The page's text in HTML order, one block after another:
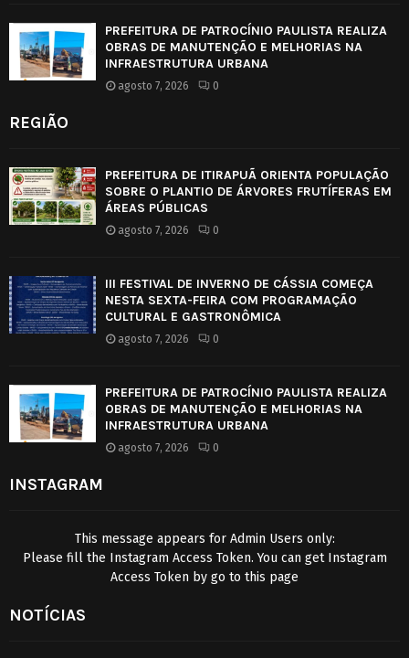
PREFEITURA DE PATROCÍNIO PAULISTA REALIZA
OBRAS DE MANUTENÇÃO E MELHORIAS NA
INFRAESTRUTURA URBANA
agosto 7, 2026 0
REGIÃO
PREFEITURA DE ITIRAPUÃ ORIENTA POPULAÇÃO
SOBRE O PLANTIO DE ÁRVORES FRUTÍFERAS EM
ÁREAS PÚBLICAS
agosto 7, 2026 0
III FESTIVAL DE INVERNO DE CÁSSIA COMEÇA
NESTA SEXTA-FEIRA COM PROGRAMAÇÃO
CULTURAL E GASTRONÔMICA
agosto 7, 2026 0
PREFEITURA DE PATROCÍNIO PAULISTA REALIZA
OBRAS DE MANUTENÇÃO E MELHORIAS NA
INFRAESTRUTURA URBANA
agosto 7, 2026 0
INSTAGRAM
This message appears for Admin Users only:
Please fill the Instagram Access Token. You can get Instagram
Access Token by go to this page
NOTÍCIAS